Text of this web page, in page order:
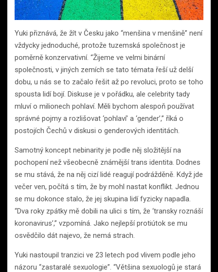
Yuki přiznává, že žít v Česku jako “menšina v menšině” není
vždycky jednoduché, protože tuzemská společnost je
poměrně konzervativní. “Žijeme ve velmi binární
společnosti, v jiných zemích se tato témata řeší už delší
dobu, u nás se to začalo řešit až po revoluci, proto se toho
spousta lidí bojí. Diskuse je v pořádku, ale celebrity tady
mluví o milionech pohlaví. Měli bychom alespoň používat
správné pojmy a rozlišovat ‘pohlaví’ a ‘gender’,” říká o
postojích Čechů v diskusi o genderových identitách.
Samotný koncept nebinarity je podle něj složitější na
pochopení než všeobecně známější trans identita. Dodnes
se mu stává, že na něj cizí lidé reagují podrážděně. Když jde
večer ven, počítá s tím, že by mohl nastat konflikt. Jednou
se mu dokonce stalo, že jej skupina lidí fyzicky napadla.
“Dva roky zpátky mě dobili na ulici s tím, že ‘transky roznáší
koronavirus’,” vzpomíná. Jako nejlepší protiútok se mu
osvědčilo dát najevo, že nemá strach.
Yuki nastoupil tranzici ve 23 letech pod vlivem podle jeho
názoru “zastaralé sexuologie”. “Většina sexuologů je stará